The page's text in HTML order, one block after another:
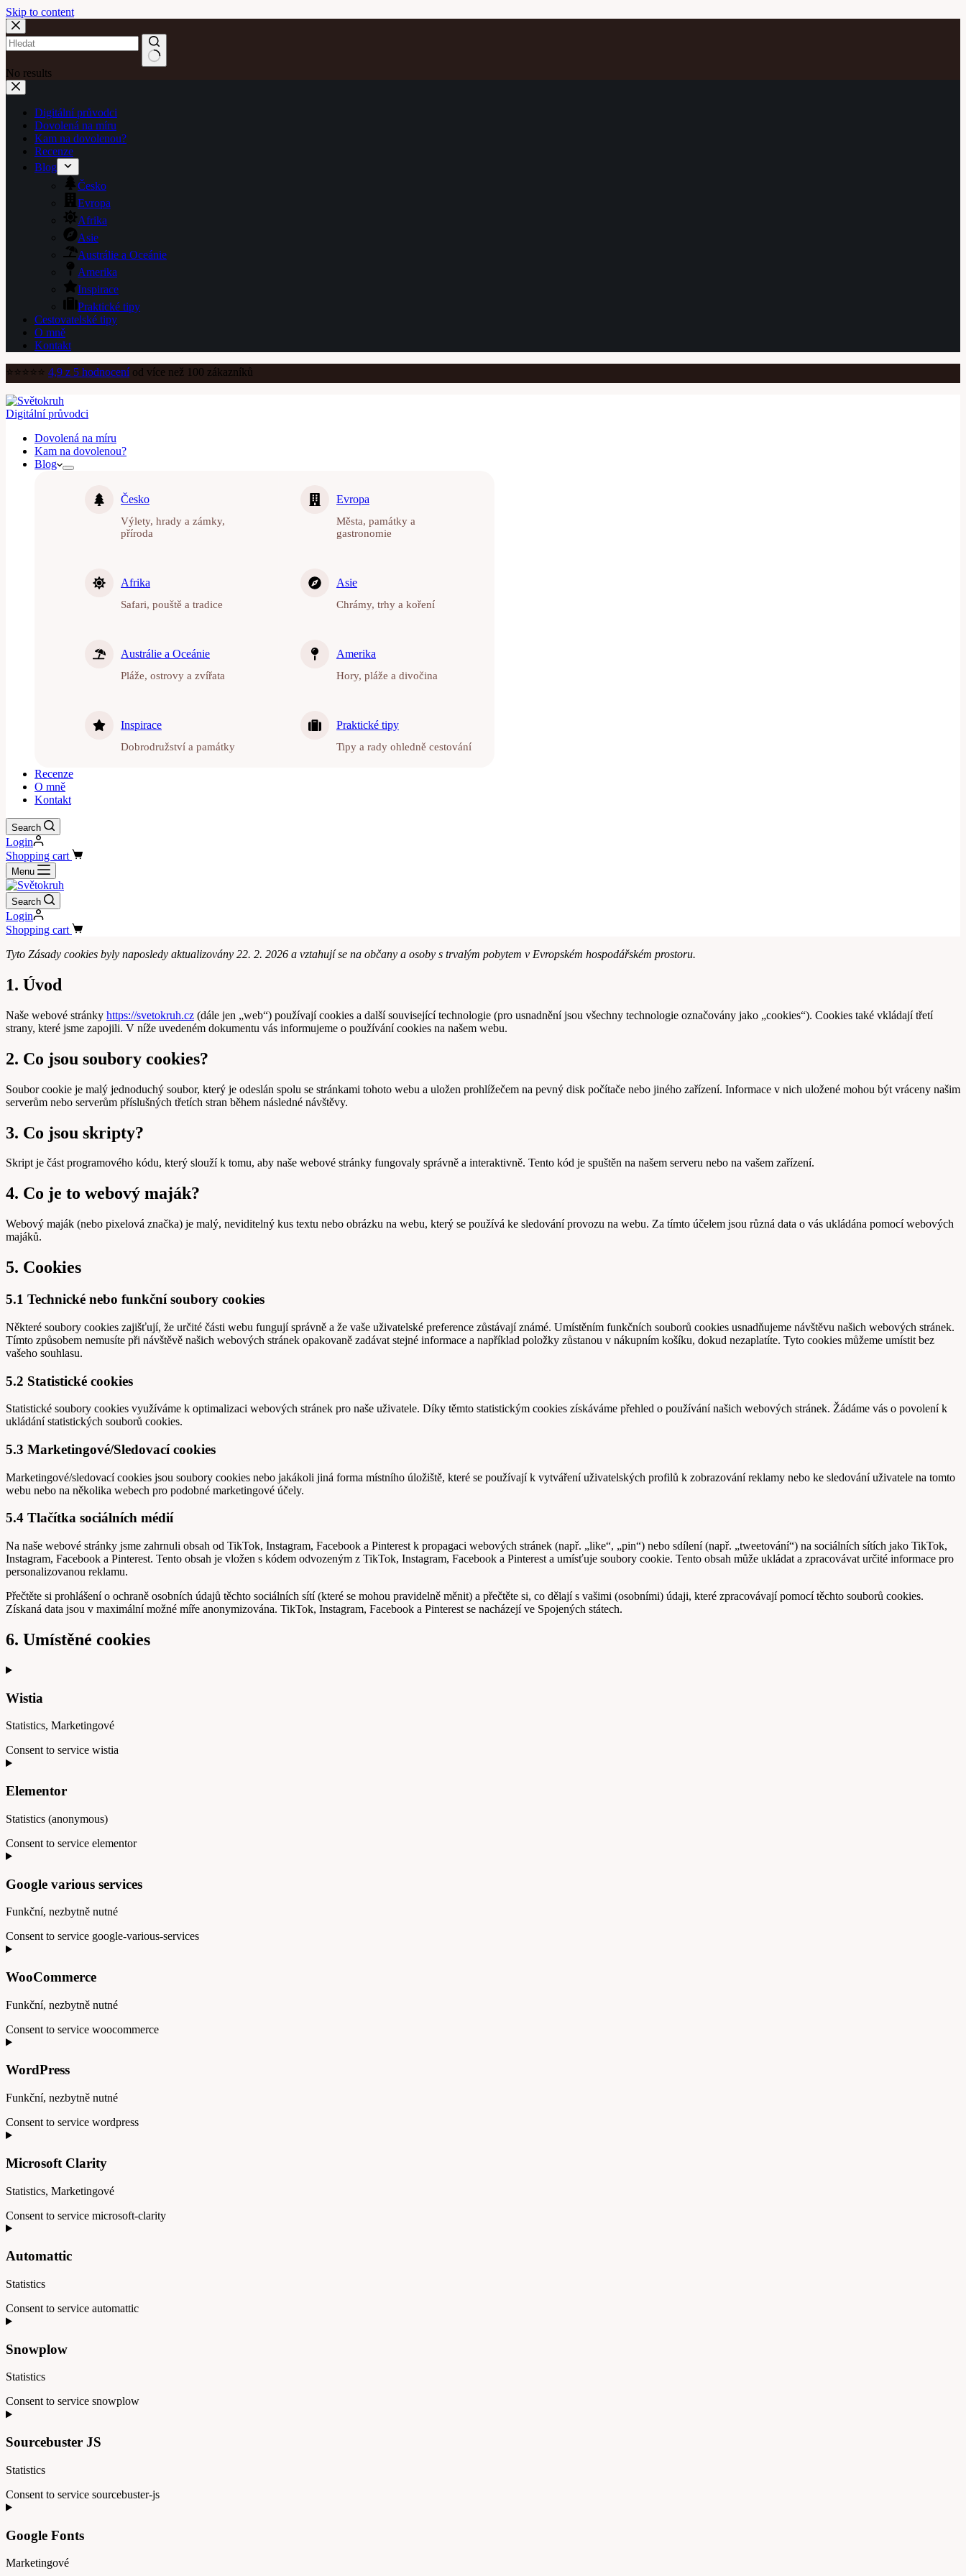
Skip to content
No results
Digitální průvodci
Dovolená na míru
Kam na dovolenou?
Recenze
Blog
Česko
Evropa
Afrika
Asie
Austrálie a Oceánie
Amerika
Inspirace
Praktické tipy
Cestovatelské tipy
O mně
Kontakt
⭐️⭐️⭐️⭐️⭐️ 4,9 z 5 hodnoceníod více než 100 zákazníků
Digitální průvodci
Dovolená na míru
Kam na dovolenou?
Blog
Česko
Výlety, hrady a zámky,
příroda
Evropa
Města, památky a
gastronomie
Afrika
Safari, pouště a tradice
Asie
Chrámy, trhy a koření
Austrálie a Oceánie
Pláže, ostrovy a zvířata
Amerika
Hory, pláže a divočina
Inspirace
Dobrodružství a památky
Praktické tipy
Tipy a rady ohledně cestování
Recenze
O mně
Kontakt
Search
Login
Shopping cart
Menu
Search
Login
Shopping cart
Tyto Zásady cookies byly naposledy aktualizovány 22. 2. 2026 a vztahují se na občany a osoby s trvalým pobytem v Evropském hospodářském prostoru.
1. Úvod
Naše webové stránky https://svetokruh.cz (dále jen „web“) používají cookies a další související technologie (pro usnadnění jsou všechny technologie označovány jako „cookies“). Cookies také vkládají třetí
strany, které jsme zapojili. V níže uvedeném dokumentu vás informujeme o používání cookies na našem webu.
2. Co jsou soubory cookies?
Soubor cookie je malý jednoduchý soubor, který je odeslán spolu se stránkami tohoto webu a uložen prohlížečem na pevný disk počítače nebo jiného zařízení. Informace v nich uložené mohou být vráceny našim
serverům nebo serverům příslušných třetích stran během následné návštěvy.
3. Co jsou skripty?
Skript je část programového kódu, který slouží k tomu, aby naše webové stránky fungovaly správně a interaktivně. Tento kód je spuštěn na našem serveru nebo na vašem zařízení.
4. Co je to webový maják?
Webový maják (nebo pixelová značka) je malý, neviditelný kus textu nebo obrázku na webu, který se používá ke sledování provozu na webu. Za tímto účelem jsou různá data o vás ukládána pomocí webových
majáků.
5. Cookies
5.1 Technické nebo funkční soubory cookies
Některé soubory cookies zajišťují, že určité části webu fungují správně a že vaše uživatelské preference zůstávají známé. Umístěním funkčních souborů cookies usnadňujeme návštěvu našich webových stránek.
Tímto způsobem nemusíte při návštěvě našich webových stránek opakovaně zadávat stejné informace a například položky zůstanou v nákupním košíku, dokud nezaplatíte. Tyto cookies můžeme umístit bez
vašeho souhlasu.
5.2 Statistické cookies
Statistické soubory cookies využíváme k optimalizaci webových stránek pro naše uživatele. Díky těmto statistickým cookies získáváme přehled o používání našich webových stránek. Žádáme vás o povolení k
ukládání statistických souborů cookies.
5.3 Marketingové/Sledovací cookies
Marketingové/sledovací cookies jsou soubory cookies nebo jakákoli jiná forma místního úložiště, které se používají k vytváření uživatelských profilů k zobrazování reklamy nebo ke sledování uživatele na tomto
webu nebo na několika webech pro podobné marketingové účely.
5.4 Tlačítka sociálních médií
Na naše webové stránky jsme zahrnuli obsah od TikTok, Instagram, Facebook a Pinterest k propagaci webových stránek (např. „like“, „pin“) nebo sdílení (např. „tweetování“) na sociálních sítích jako TikTok,
Instagram, Facebook a Pinterest. Tento obsah je vložen s kódem odvozeným z TikTok, Instagram, Facebook a Pinterest a umísťuje soubory cookie. Tento obsah může ukládat a zpracovávat určité informace pro
personalizovanou reklamu.
Přečtěte si prohlášení o ochraně osobních údajů těchto sociálních sítí (které se mohou pravidelně měnit) a přečtěte si, co dělají s vašimi (osobními) údaji, které zpracovávají pomocí těchto souborů cookies.
Získaná data jsou v maximální možné míře anonymizována. TikTok, Instagram, Facebook a Pinterest se nacházejí ve Spojených státech.
6. Umístěné cookies
Wistia
Statistics, Marketingové
Consent to service wistia
Elementor
Statistics (anonymous)
Consent to service elementor
Google various services
Funkční, nezbytně nutné
Consent to service google-various-services
WooCommerce
Funkční, nezbytně nutné
Consent to service woocommerce
WordPress
Funkční, nezbytně nutné
Consent to service wordpress
Microsoft Clarity
Statistics, Marketingové
Consent to service microsoft-clarity
Automattic
Statistics
Consent to service automattic
Snowplow
Statistics
Consent to service snowplow
Sourcebuster JS
Statistics
Consent to service sourcebuster-js
Google Fonts
Marketingové